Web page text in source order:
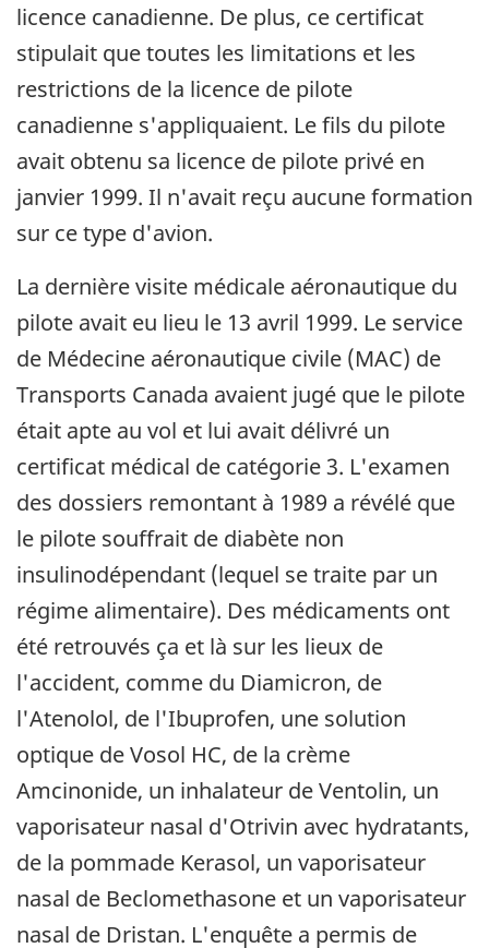
licence canadienne. De plus, ce certificat
stipulait que toutes les limitations et les
restrictions de la licence de pilote
canadienne s'appliquaient. Le fils du pilote
avait obtenu sa licence de pilote privé en
janvier 1999. Il n'avait reçu aucune formation
sur ce type d'avion.
La dernière visite médicale aéronautique du
pilote avait eu lieu le 13 avril 1999. Le service
de Médecine aéronautique civile (MAC) de
Transports Canada avaient jugé que le pilote
était apte au vol et lui avait délivré un
certificat médical de catégorie 3. L'examen
des dossiers remontant à 1989 a révélé que
le pilote souffrait de diabète non
insulinodépendant (lequel se traite par un
régime alimentaire). Des médicaments ont
été retrouvés ça et là sur les lieux de
l'accident, comme du Diamicron, de
l'Atenolol, de l'Ibuprofen, une solution
optique de Vosol HC, de la crème
Amcinonide, un inhalateur de Ventolin, un
vaporisateur nasal d'Otrivin avec hydratants,
de la pommade Kerasol, un vaporisateur
nasal de Beclomethasone et un vaporisateur
nasal de Dristan. L'enquête a permis de